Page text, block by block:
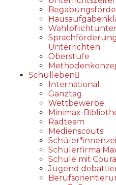
Unterrichten
Oberstufe
Schulleben
International
Ganztag
Wettbewerbe
Minimax-
Radteam
Medienscouts
Schülerfirma
Schule mit
Jugend